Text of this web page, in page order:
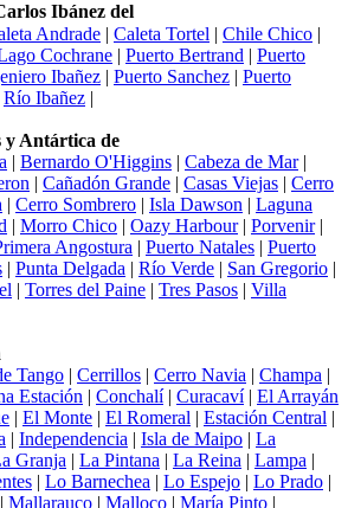
Ibánez del
Andrade | Caleta Tortel | Chile Chico |
Cochrane | Puerto Bertrand | Puerto
Ibañez | Puerto Sanchez | Puerto
Río Ibañez |
y Antártica de
| Bernardo O'Higgins | Cabeza de Mar|
| Cañadón Grande | Casas Viejas | Cerro
| Cerro Sombrero | Isla Dawson | Laguna
| Morro Chico | Oazy Harbour| Porvenir|
Angostura | Puerto Natales | Puerto
| Punta Delgada | Río Verde | San Gregorio |
| Torres del Paine | Tres Pasos | Villa
Tango | Cerrillos | Cerro Navia | Champa |
Estación | Conchalí| Curacaví| El Arrayán
| El Monte | El Romeral | Estación Central |
| Independencia | Isla de Maipo | La
Granja | La Pintana | La Reina | Lampa |
| Lo Barnechea | Lo Espejo | Lo Prado |
| Mallarauco | Malloco | María Pinto |